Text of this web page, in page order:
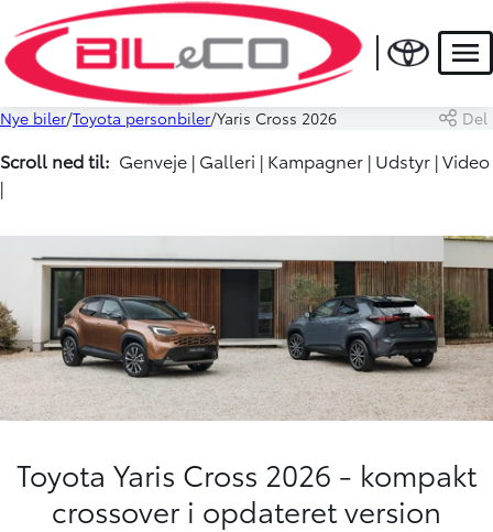
Nye biler Toyota personbiler Yaris Cross 2026 Del
Scroll ned til: Genveje | Galleri | Kampagner | Udstyr | Video
|
Toyota Yaris Cross 2026 - kompakt
crossover i opdateret version